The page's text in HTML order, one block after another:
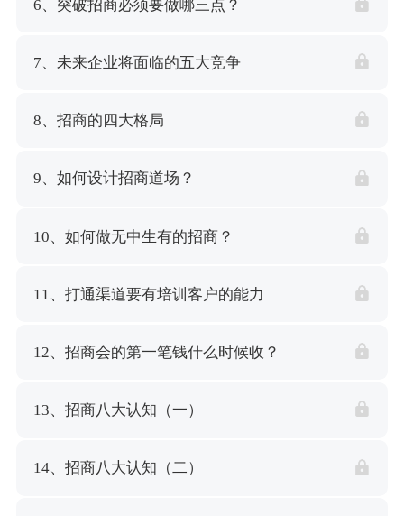
6、突破招商必须要做哪三点？
7、未来企业将面临的五大竞争
8、招商的四大格局
9、如何设计招商道场？
10、如何做无中生有的招商？
11、打通渠道要有培训客户的能力
12、招商会的第一笔钱什么时候收？
13、招商八大认知（一）
14、招商八大认知（二）